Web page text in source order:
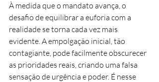
À medida que o mandato avança, o
desafio de equilibrar a euforia com a
realidade se torna cada vez mais
evidente. A empolgação inicial, tão
contagiante, pode facilmente obscurecer
as prioridades reais, criando uma falsa
sensação de urgência e poder. É nesse